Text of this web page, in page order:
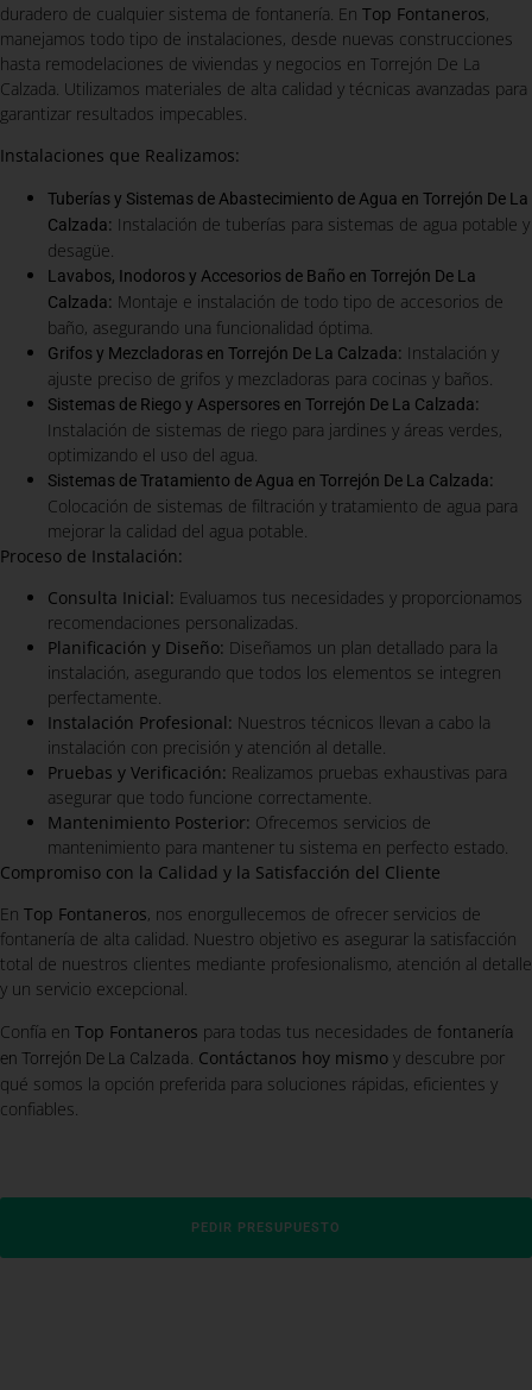
duradero de cualquier sistema de fontanería. En Top Fontaneros,
manejamos todo tipo de instalaciones, desde nuevas construcciones
hasta remodelaciones de viviendas y negocios en Torrejón De La
Calzada. Utilizamos materiales de alta calidad y técnicas avanzadas para
garantizar resultados impecables.
Instalaciones que Realizamos:
Tuberías y Sistemas de Abastecimiento de Agua en Torrejón De La
Calzada: Instalación de tuberías para sistemas de agua potable y
desagüe.
Lavabos, Inodoros y Accesorios de Baño en Torrejón De La
Calzada: Montaje e instalación de todo tipo de accesorios de
baño, asegurando una funcionalidad óptima.
Grifos y Mezcladoras en Torrejón De La Calzada: Instalación y
ajuste preciso de grifos y mezcladoras para cocinas y baños.
Sistemas de Riego y Aspersores en Torrejón De La Calzada:
Instalación de sistemas de riego para jardines y áreas verdes,
optimizando el uso del agua.
Sistemas de Tratamiento de Agua en Torrejón De La Calzada:
Colocación de sistemas de filtración y tratamiento de agua para
mejorar la calidad del agua potable.
Proceso de Instalación:
Consulta Inicial: Evaluamos tus necesidades y proporcionamos
recomendaciones personalizadas.
Planificación y Diseño: Diseñamos un plan detallado para la
instalación, asegurando que todos los elementos se integren
perfectamente.
Instalación Profesional: Nuestros técnicos llevan a cabo la
instalación con precisión y atención al detalle.
Pruebas y Verificación: Realizamos pruebas exhaustivas para
asegurar que todo funcione correctamente.
Mantenimiento Posterior: Ofrecemos servicios de
mantenimiento para mantener tu sistema en perfecto estado.
Compromiso con la Calidad y la Satisfacción del Cliente
En Top Fontaneros, nos enorgullecemos de ofrecer servicios de
fontanería de alta calidad. Nuestro objetivo es asegurar la satisfacción
total de nuestros clientes mediante profesionalismo, atención al detalle
y un servicio excepcional.
Confía en Top Fontaneros para todas tus necesidades de fontanería
en Torrejón De La Calzada. Contáctanos hoy mismo y descubre por
qué somos la opción preferida para soluciones rápidas, eficientes y
confiables.
PEDIR PRESUPUESTO